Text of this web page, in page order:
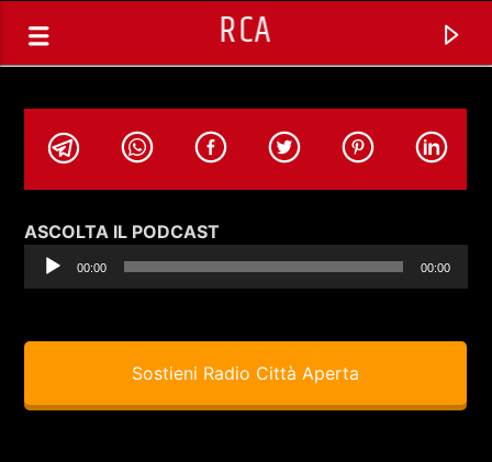
RCA
ASCOLTA IL PODCAST
Player
00:00 00:00
Sostieni Radio Città Aperta